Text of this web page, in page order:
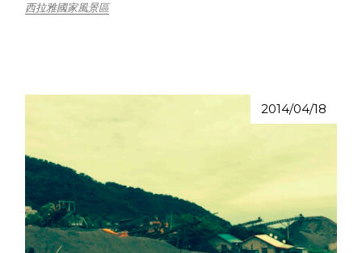
西拉雅國家風景區
2014/04/18